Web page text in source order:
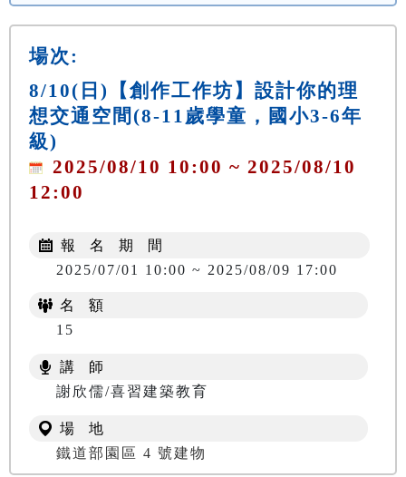
場次:
8/10(日)【創作工作坊】設計你的理
想交通空間(8-11歲學童，國小3-6年
級)
2025/08/10 10:00 ~ 2025/08/10
12:00
報 名 期 間
2025/07/01 10:00 ~ 2025/08/09 17:00
名 額
15
講 師
謝欣儒/喜習建築教育
場 地
鐵道部園區 4 號建物